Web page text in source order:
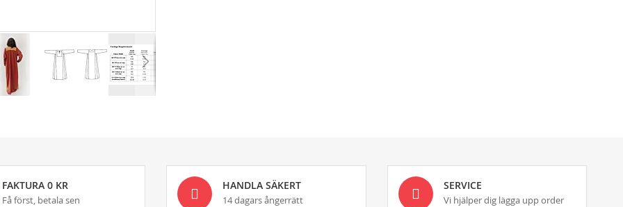
FAKTURA 0 KR
Få först, betala sen
HANDLA SÄKERT
14 dagars ångerrätt
SERVICE
Vi hjälper dig lägga upp order